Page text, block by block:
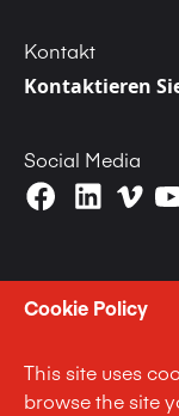
Cookie Policy
This site uses
browse the site
Kontakt
Kontaktieren
Social Media
Anti Slavery and
Code of Business